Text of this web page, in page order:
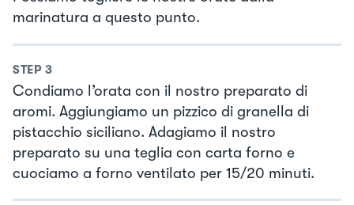
marinatura a questo punto.
STEP 3
Condiamo l’orata con il nostro preparato di
aromi. Aggiungiamo un pizzico di granella di
pistacchio siciliano. Adagiamo il nostro
preparato su una teglia con carta forno e
cuociamo a forno ventilato per 15/20 minuti.